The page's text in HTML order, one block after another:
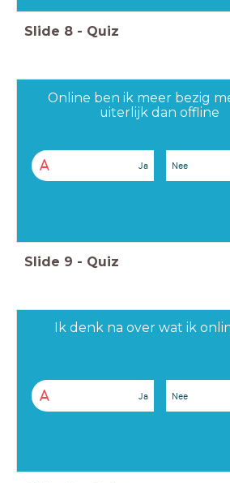
Slide 8 - Quiz
Online ben ik meer bezig
uiterlijk dan offline
A Ja Nee
Slide 9 - Quiz
Ik denk na over wat ik
A Ja Nee